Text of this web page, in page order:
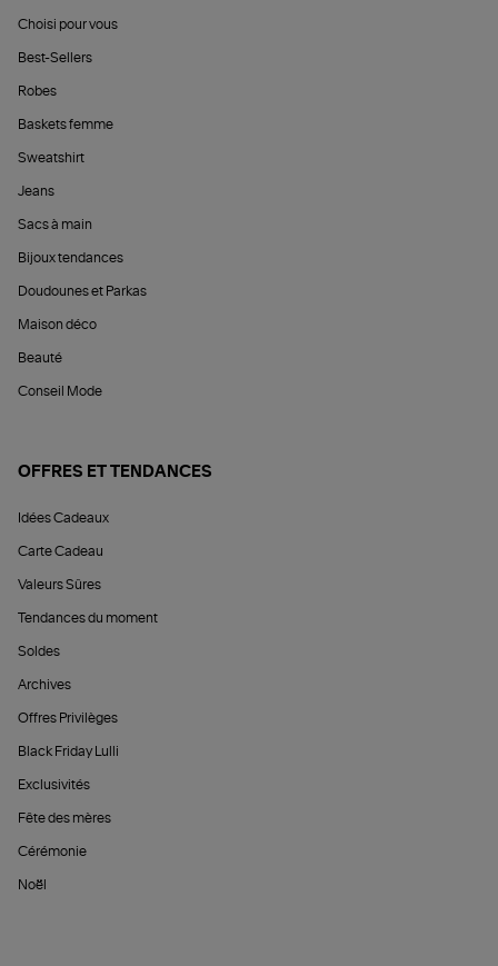
Choisi pour vous
Best-Sellers
Robes
Baskets femme
Sweatshirt
Jeans
Sacs à main
Bijoux tendances
Doudounes et Parkas
Maison déco
Beauté
Conseil Mode
OFFRES ET TENDANCES
Idées Cadeaux
Carte Cadeau
Valeurs Sûres
Tendances du moment
Soldes
Archives
Offres Privilèges
Black Friday Lulli
Exclusivités
Fête des mères
Cérémonie
Noël